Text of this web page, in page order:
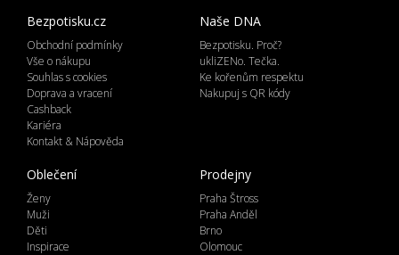
Bezpotisku.cz
Obchodní podmínky
Vše o nákupu
Souhlas s cookies
Doprava a vracení
Cashback
Kariéra
Kontakt & Nápověda
Naše DNA
Bezpotisku. Proč?
ukliZENo. Tečka.
Ke kořenům respektu
Nakupuj s QR kódy
Oblečení
Ženy
Muži
Děti
Inspirace
Prodejny
Praha Štross
Praha Anděl
Brno
Olomouc